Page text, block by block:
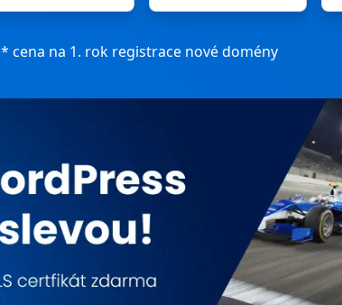
* cena na 1. rok registrace nové domény